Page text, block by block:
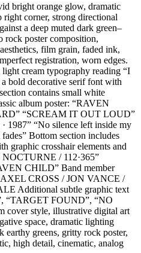
bright orange glow, dramatic
corner, strong directional
a deep muted dark green–
rock poster composition,
film grain, faded ink,
registration, worn edges.
cream typography reading “I
bold decorative serif font with
contains small white
album poster: “RAVEN
“SCREAM IT OUT LOUD”
1987” “No silence left inside my
Bottom section includes
graphic crosshair elements and
/ 112·365”
CHILD” Band member
AXEL CROSS / JON VANCE /
Additional subtle graphic text
“TARGET FOUND”, “NO
style, illustrative digital art
space, dramatic lighting
earthy greens, gritty rock poster,
high detail, cinematic, analog